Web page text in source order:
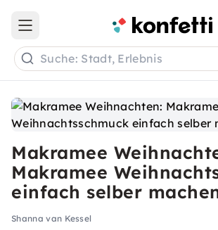
Makramee
Makramee
einfach selber
Shanna van Kessel
Open main menu
Suche: Stadt, Erlebnis